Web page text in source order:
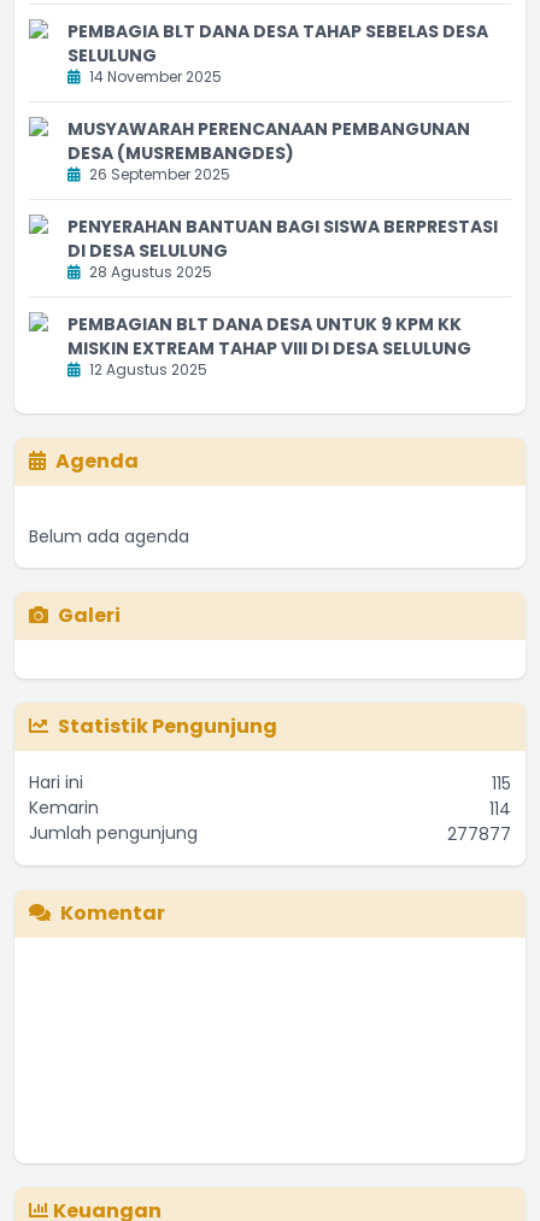
PEMBAGIA BLT DANA DESA TAHAP SEBELAS DESA
SELULUNG
14 November 2025
MUSYAWARAH PERENCANAAN PEMBANGUNAN
DESA (MUSREMBANGDES)
26 September 2025
PENYERAHAN BANTUAN BAGI SISWA BERPRESTASI
DI DESA SELULUNG
28 Agustus 2025
PEMBAGIAN BLT DANA DESA UNTUK 9 KPM KK
MISKIN EXTREAM TAHAP VIII DI DESA SELULUNG
12 Agustus 2025
Agenda
Belum ada agenda
Galeri
Statistik Pengunjung
Hari ini
115
Kemarin
114
Jumlah pengunjung
277877
Komentar
Keuangan